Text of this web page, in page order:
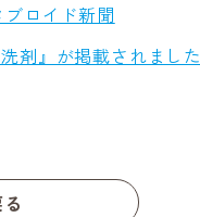
ロイド新聞
剤』が掲載されました